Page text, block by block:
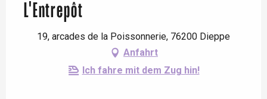
L'Entrepôt
19, arcades de la Poissonnerie, 76200 Dieppe
Anfahrt
Ich fahre mit dem Zug hin!